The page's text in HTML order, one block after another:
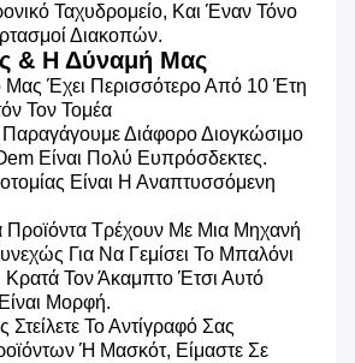
Ταχυδρομείο, Και Έναν Τόνο
Διακοπών.
& Η Δύναμή Μας
Μας Έχει Περισσότερο Από 10 Έτη
Τον Τομέα
Διάφορο Διογκώσιμο
Είναι Πολύ Ευπρόσδεκτες.
Είναι Η Αναπτυσσόμενη
Προϊόντα Τρέχουν Με Μια Μηχανή
Για Να Γεμίσει Το Μπαλόνι
Τον Άκαμπτο Έτσι Αυτό
Μορφή.
Το Αντίγραφό Σας
Ή Μασκότ, Είμαστε Σε